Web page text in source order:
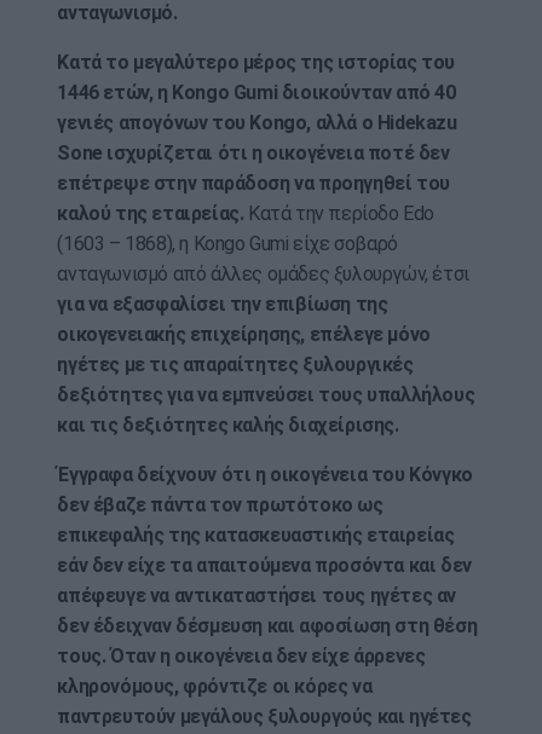
ανταγωνισμό.
Κατά το μεγαλύτερο μέρος της ιστορίας του
1446 ετών, η Kongo Gumi διοικούνταν από 40
γενιές απογόνων του Kongo, αλλά ο Hidekazu
Sone ισχυρίζεται ότι η οικογένεια ποτέ δεν
επέτρεψε στην παράδοση να προηγηθεί του
καλού της εταιρείας. Κατά την περίοδο Edo
(1603 – 1868), η Kongo Gumi είχε σοβαρό
ανταγωνισμό από άλλες ομάδες ξυλουργών, έτσι
για να εξασφαλίσει την επιβίωση της
οικογενειακής επιχείρησης, επέλεγε μόνο
ηγέτες με τις απαραίτητες ξυλουργικές
δεξιότητες για να εμπνεύσει τους υπαλλήλους
και τις δεξιότητες καλής διαχείρισης.
Έγγραφα δείχνουν ότι η οικογένεια του Κόνγκο
δεν έβαζε πάντα τον πρωτότοκο ως
επικεφαλής της κατασκευαστικής εταιρείας
εάν δεν είχε τα απαιτούμενα προσόντα και δεν
απέφευγε να αντικαταστήσει τους ηγέτες αν
δεν έδειχναν δέσμευση και αφοσίωση στη θέση
τους. Όταν η οικογένεια δεν είχε άρρενες
κληρονόμους, φρόντιζε οι κόρες να
παντρευτούν μεγάλους ξυλουργούς και ηγέτες